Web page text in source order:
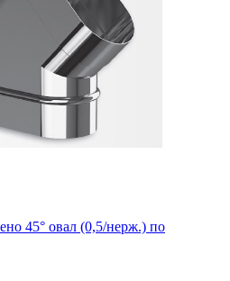
45° овал (0,5/нерж.) по